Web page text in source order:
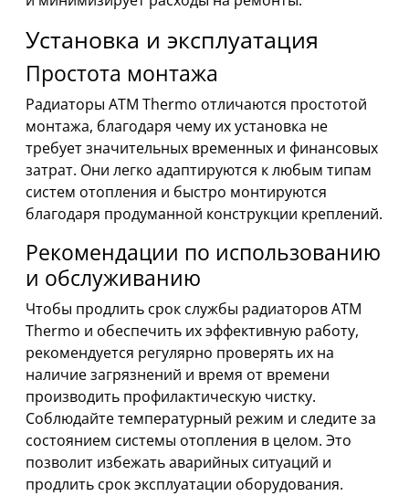
Установка и эксплуатация
Простота монтажа
Радиаторы ATM Thermo отличаются простотой
монтажа, благодаря чему их установка не
требует значительных временных и финансовых
затрат. Они легко адаптируются к любым типам
систем отопления и быстро монтируются
благодаря продуманной конструкции креплений.
Рекомендации по использованию
и обслуживанию
Чтобы продлить срок службы радиаторов ATM
Thermo и обеспечить их эффективную работу,
рекомендуется регулярно проверять их на
наличие загрязнений и время от времени
производить профилактическую чистку.
Соблюдайте температурный режим и следите за
состоянием системы отопления в целом. Это
позволит избежать аварийных ситуаций и
продлить срок эксплуатации оборудования.